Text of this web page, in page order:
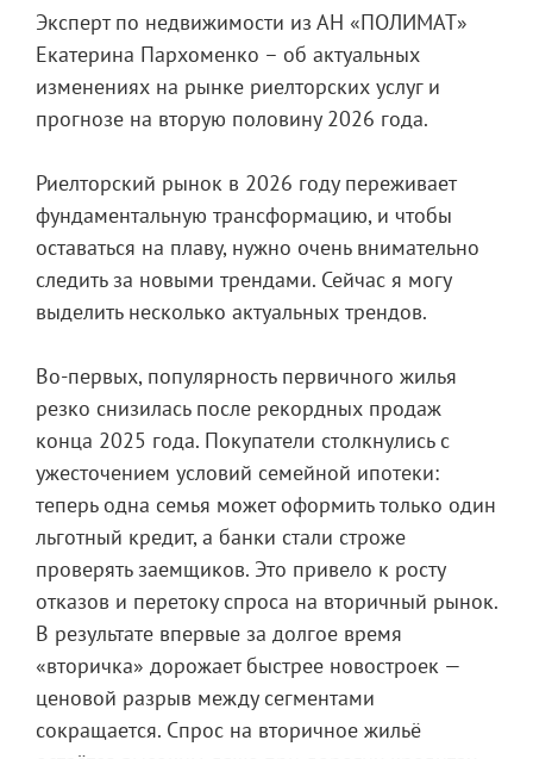
Эксперт по недвижимости из АН «ПОЛИМАТ»
Екатерина Пархоменко – об актуальных
изменениях на рынке риелторских услуг и
прогнозе на вторую половину 2026 года.
Риелторский рынок в 2026 году переживает
фундаментальную трансформацию, и чтобы
оставаться на плаву, нужно очень внимательно
следить за новыми трендами. Сейчас я могу
выделить несколько актуальных трендов.
Во-первых, популярность первичного жилья
резко снизилась после рекордных продаж
конца 2025 года. Покупатели столкнулись с
ужесточением условий семейной ипотеки:
теперь одна семья может оформить только один
льготный кредит, а банки стали строже
проверять заемщиков. Это привело к росту
отказов и перетоку спроса на вторичный рынок.
В результате впервые за долгое время
«вторичка» дорожает быстрее новостроек —
ценовой разрыв между сегментами
сокращается. Спрос на вторичное жильё